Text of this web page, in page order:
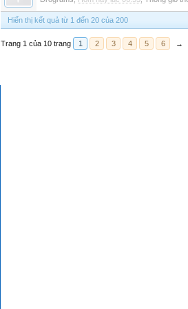
Hiển thị kết quả từ 1 đến 20 của 200
Trang 1 của 10 trang 1 2 3 4 5 6 →